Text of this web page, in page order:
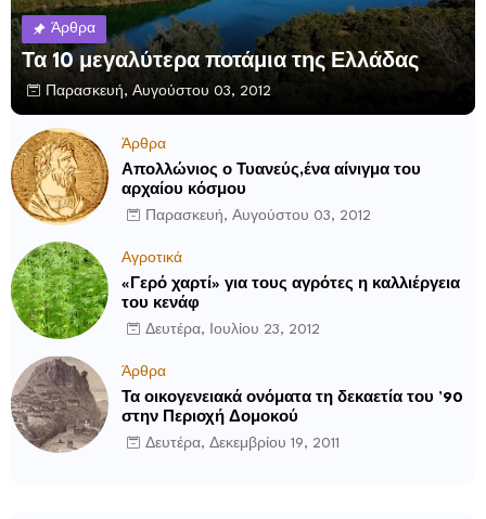
Άρθρα
Τα 10 μεγαλύτερα ποτάμια της Ελλάδας
Παρασκευή, Αυγούστου 03, 2012
Άρθρα
Απολλώνιος ο Τυανεύς,ένα αίνιγμα του
αρχαίου κόσμου
Παρασκευή, Αυγούστου 03, 2012
Αγροτικά
«Γερό χαρτί» για τους αγρότες η καλλιέργεια
του κενάφ
Δευτέρα, Ιουλίου 23, 2012
Άρθρα
Τα οικογενειακά ονόματα τη δεκαετία του ’90
στην Περιοχή Δομοκού
Δευτέρα, Δεκεμβρίου 19, 2011